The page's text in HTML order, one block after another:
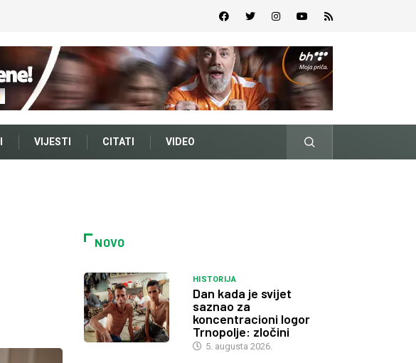
VIJESTI CITATI VIDEO
NOVO
HISTORIJA
Dan kada je svijet
saznao za
koncentracioni logor
Trnopolje: zločini
5. augusta 2026.